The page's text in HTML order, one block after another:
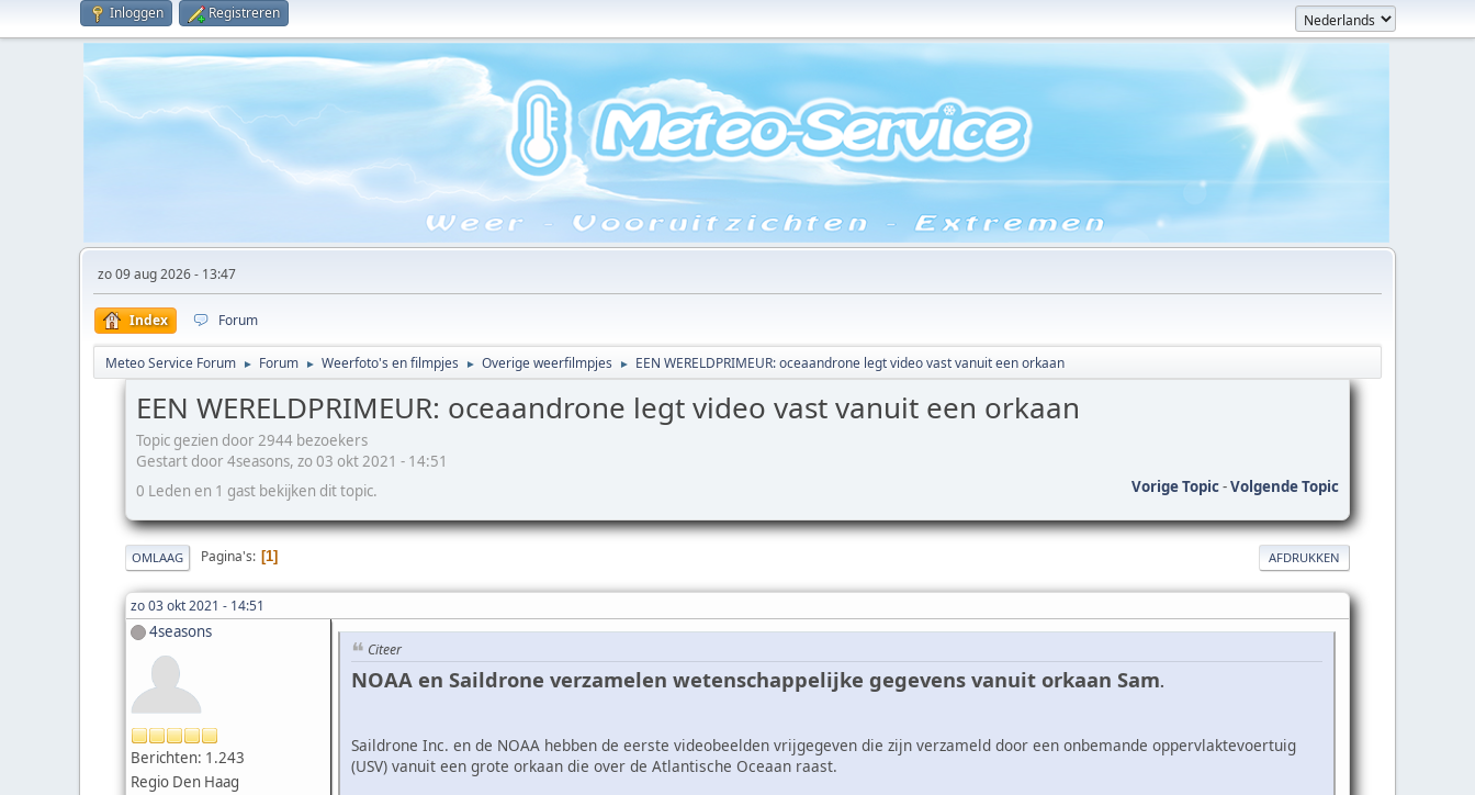
Inloggen Registreren
zo 09 aug 2026 - 13:47
Index Forum
Meteo Service Forum ► Forum ► Weerfoto's en filmpjes ► Overige weerfilmpjes ► EEN WERELDPRIMEUR: oceaandrone legt video vast vanuit een orkaan
EEN WERELDPRIMEUR: oceaandrone legt video vast vanuit een orkaan
Topic gezien door 2944 bezoekers
Gestart door 4seasons, zo 03 okt 2021 - 14:51
Vorige Topic-Volgende Topic
0 Leden en 1 gast bekijken dit topic.
AFDRUKKEN
OMLAAG Pagina's 1
zo 03 okt 2021 - 14:51
4seasons
Berichten: 1.243
Regio Den Haag
Citeer
NOAA en Saildrone verzamelen wetenschappelijke gegevens vanuit orkaan Sam.
Saildrone Inc. en de NOAA hebben de eerste videobeelden vrijgegeven die zijn verzameld door een onbemande oppervlaktevoertuig
(USV) vanuit een grote orkaan die over de Atlantische Oceaan raast.